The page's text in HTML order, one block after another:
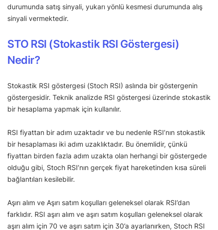
durumunda satış sinyali, yukarı yönlü kesmesi durumunda alış
sinyali vermektedir.
STO RSI (Stokastik RSI Göstergesi)
Nedir?
Stokastik RSI göstergesi (Stoch RSI) aslında bir göstergenin
göstergesidir. Teknik analizde RSI göstergesi üzerinde stokastik
bir hesaplama yapmak için kullanılır.
RSI fiyattan bir adım uzaktadır ve bu nedenle RSI’nın stokastik
bir hesaplaması iki adım uzaklıktadır. Bu önemlidir, çünkü
fiyattan birden fazla adım uzakta olan herhangi bir göstergede
olduğu gibi, Stoch RSI’nın gerçek fiyat hareketinden kısa süreli
bağlantıları kesilebilir.
Aşırı alım ve Aşırı satım koşulları geleneksel olarak RSI’dan
farklıdır. RSI aşırı alım ve aşırı satım koşulları geleneksel olarak
aşırı alım için 70 ve aşırı satım için 30’a ayarlanırken, Stoch RSI